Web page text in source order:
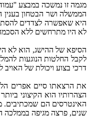
מגמה זו נמשכה במבצע
הממשלה ושר הבטחון
היא שאפשרה לצדדים להסתדר.
לא היו מתרחשים ללא
הסיפא של ההישג, הוא לא
לקבל החלטות הנוגעות
דרכי בצוע ויכולת של
את הרצאתו סיים אפרים
הצהרותיו הוא הקיצוני
האינטרסים הם שמכתיבים. מאז שנות ה-‏30 של המאה הקודמת ועד היום רבים מבית המלוכה הסעודית
שנים, פרצה מגיפה בממלכה